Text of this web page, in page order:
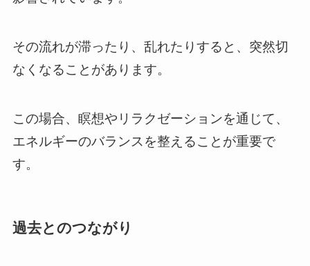
その流れが滞ったり、乱れたりすると、突然切
なくなることがあります。
この場合、瞑想やリラクゼーションを通じて、
エネルギーのバランスを整えることが重要で
す。
過去とのつながり